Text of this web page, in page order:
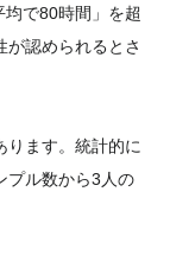
で80時間」を超
が認められるとさ
ります。統計的に
プル数から3人の